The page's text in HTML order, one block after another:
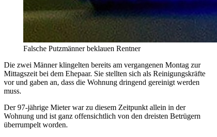
Falsche Putzmänner beklauen Rentner
Die zwei Männer klingelten bereits am vergangenen Montag zur
Mittagszeit bei dem Ehepaar. Sie stellten sich als Reinigungskräfte
vor und gaben an, dass die Wohnung dringend gereinigt werden
muss.
Der 97-jährige Mieter war zu diesem Zeitpunkt allein in der
Wohnung und ist ganz offensichtlich von den dreisten Betrügern
überrumpelt worden.